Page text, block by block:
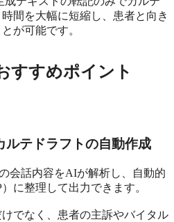
間を大幅に短縮し、患者と向き
が可能です。
すすめポイント
ルテドラフトの自動作成
会話内容をAIが解析し、自動的
に整理して出力できます。
でなく、患者の主訴やバイタル